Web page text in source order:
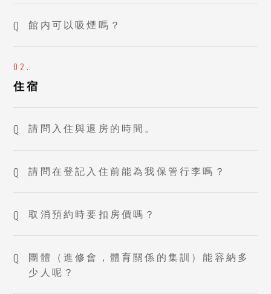
館内可以吸煙嗎？
住宿
請問入住與退房的時間。
請問在登記入住前能為我保管行李嗎？
取消預約時要扣房價嗎？
團體（進修會，體育關係的集訓）能容納多
少人呢？